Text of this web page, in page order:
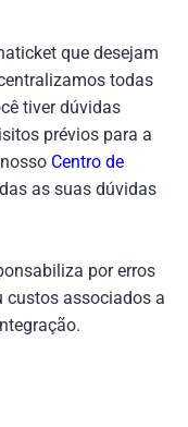
que desejam
todas
tiver dúvidas
prévios para a
Centro de
as suas dúvidas
por erros
custos associados a